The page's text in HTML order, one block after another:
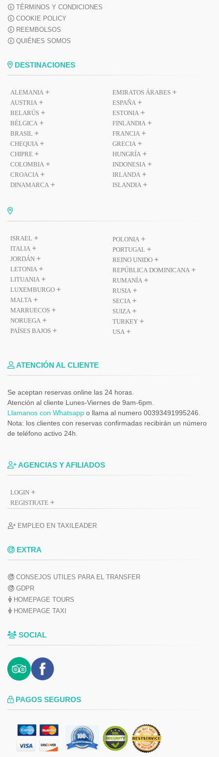
TÉRMINOS Y CONDICIONES
COOKIE POLICY
REEMBOLSOS
QUIÉNES SOMOS
DESTINACIONES
ALEMANIA
AUSTRIA
BELARÚS
BÉLGICA
BRASIL
CHEQUIA
CHIPRE
COLOMBIA
CROACIA
DINAMARCA
EMIRATOS ÁRABES
ESPAÑA
ESTONIA
FINLANDIA
FRANCIA
GRECIA
HUNGRÍA
INDONESIA
IRLANDA
ISLANDIA
ISRAEL
ITALIA
JORDÁN
LETONIA
LITUANIA
LUXEMBURGO
MALTA
MARRUECOS
NORUEGA
PAÍSES BAJOS
POLONIA
PORTUGAL
REINO UNIDO
REPÚBLICA DOMINICANA
RUMANÍA
RUSIA
SECIA
SUIZA
TURKEY
USA
ATENCIÓN AL CLIENTE
Se aceptan reservas online las 24 horas.
Atención al cliente Lunes-Viernes de 9am-6pm.
Llamanos con Whatsapp o llama al numero 00393491995246.
Nota: los clientes con reservas confirmadas recibirán un número
de teléfono activo 24h.
AGENCIAS Y AFILIADOS
LOGIN
REGISTRATE
EMPLEO EN TAXILEADER
EXTRA
CONSEJOS UTILES PARA EL TRANSFER
GDPR
HOMEPAGE TOURS
HOMEPAGE TAXI
SOCIAL
PAGOS SEGUROS